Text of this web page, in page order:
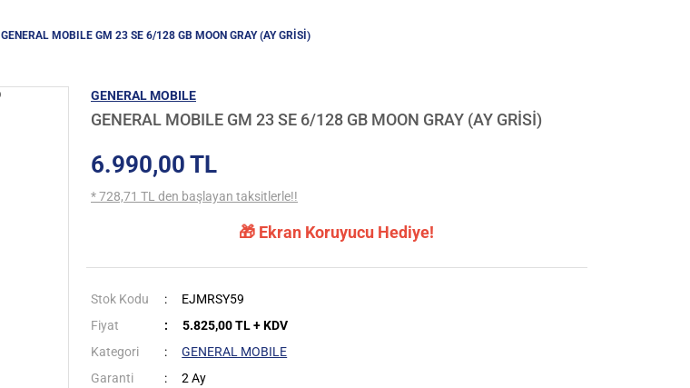
GENERAL MOBILE GM 23 SE 6/128 GB MOON GRAY (AY GRİSİ)
GENERAL MOBILE
GENERAL MOBILE GM 23 SE 6/128 GB MOON GRAY (AY GRİSİ)
6.990,00 TL
* 728,71 TL den başlayan taksitlerle!!
🎁 Ekran Koruyucu Hediye!
Stok Kodu
EJMRSY59
Fiyat
5.825,00 TL + KDV
Kategori
GENERAL MOBILE
Garanti
2 Ay